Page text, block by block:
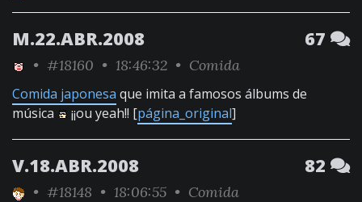
M.22.ABR.2008 67
• #18160 • 18:46:32 • Comida
Comida japonesa que imita a famosos álbums de
música
¡¡ou yeah!! [página_original]
V.18.ABR.2008 82
• #18148 • 18:06:55 • Comida